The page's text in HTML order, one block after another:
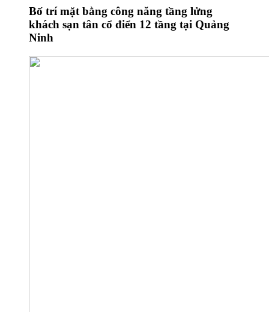
Bố trí mặt bằng công năng tầng lửng
khách sạn tân cổ điển 12 tầng tại Quảng
Ninh